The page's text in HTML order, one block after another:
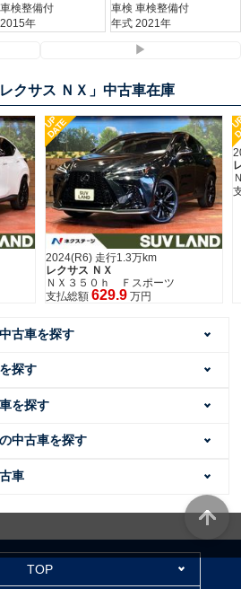
検整備付
年
車検 車検整備付
年式 2021年
▶
クサス ＮＸ」中古車在庫
UP
DATE
2024(R6) 走行1.3万km
レクサス ＮＸ
ＮＸ３５０ｈ Ｆスポーツ
支払総額 629.9 万円
古車を探す
探す
を探す
中古車を探す
車
TOP